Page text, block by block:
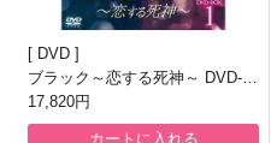
DVD
ブラック～恋する死神～ DVD-S
ET1
17,820円
カートに入れる